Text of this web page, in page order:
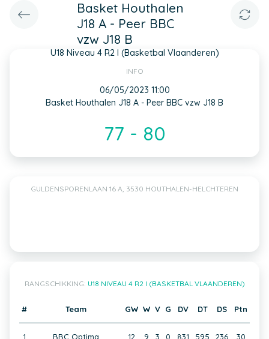
Basket Houthalen
J18 A - Peer BBC
vzw J18 B
U18 Niveau 4 R2 I (Basketbal Vlaanderen)
INFO
06/05/2023 11:00
Basket Houthalen J18 A - Peer BBC vzw J18 B
77 - 80
GULDENSPORENLAAN 16 A, 3530 HOUTHALEN-HELCHTEREN
RANGSCHIKKING: U18 NIVEAU 4 R2 I (BASKETBAL VLAANDEREN)
# Team GW W V G DV DT DS Ptn
1
BBC Optima
12 9 3 0 831 595 236 30